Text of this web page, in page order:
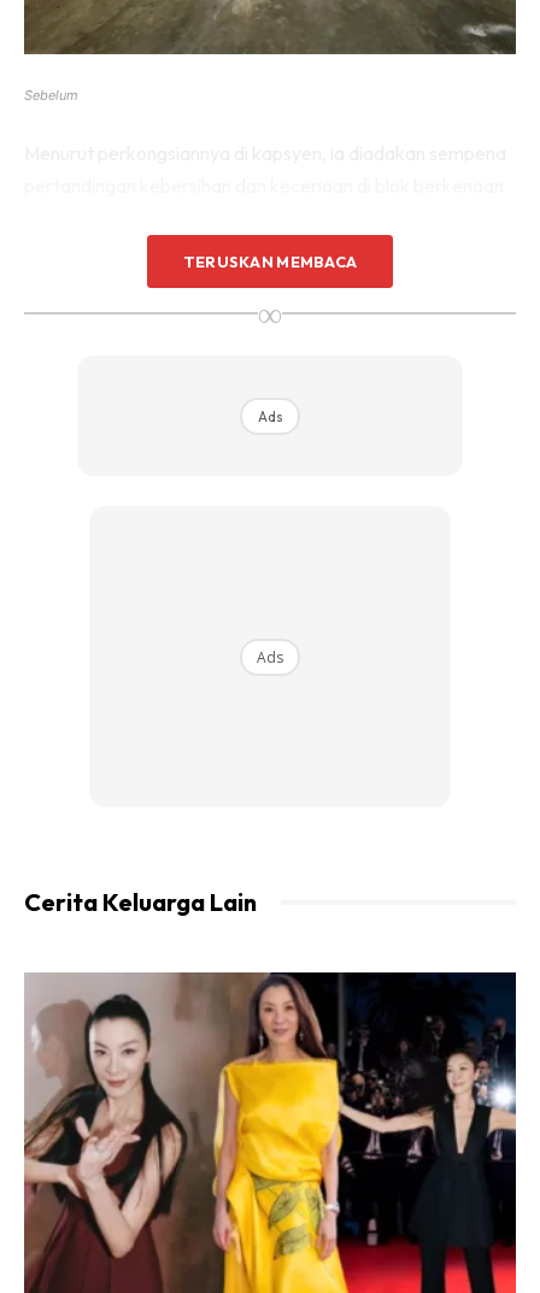
Sebelum
TERUSKAN MEMBACA
∞
Ads
Ads
Cerita Keluarga Lain